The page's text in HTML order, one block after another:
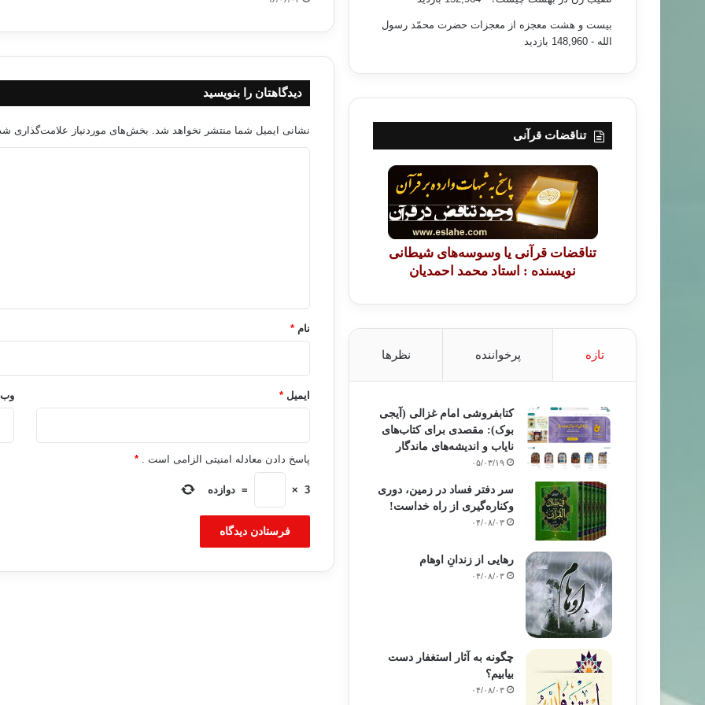
دیدگاهتان را بنویسید
نشانی ایمیل شما منتشر نخواهد شد. بخش‌های موردنیاز علامت‌گذاری
نام *
ایمیل *
پاسخ دادن معادله امنیتی الزامی است . *
3
×
= دوازده
بیست و هشت معجزه از معجزات حضرت محمّد رسول
الله - 148,960 بازدید
تناقضات قرآنی
تناقضات قرآنی یا وسوسه‌های شیطانی
نویسنده : استاد محمد احمدیان
تازه پرخواننده نظرها
کتابفروشی امام غزالی (آیجی
بوک): مقصدی برای کتاب‌های
نایاب و اندیشه‌های ماندگار
۰۵/۰۳/۱۹
سر دفتر فساد در زمین‌، دوری
وکناره‌گیری از راه خداست‌!
۰۴/۰۸/۰۳
رهایی از زندانِ اوهام
۰۴/۰۸/۰۳
چگونه به آثار استغفار دست
بیابیم؟
۰۴/۰۸/۰۳